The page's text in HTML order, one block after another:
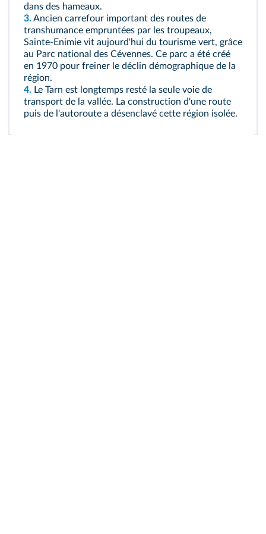
dans des hameaux.
3. Ancien carrefour important des routes de
transhumance empruntées par les troupeaux,
Sainte‑Enimie vit aujourd'hui du tourisme vert, grâce
au Parc national des Cévennes. Ce parc a été créé
en 1970 pour freiner le déclin démographique de la
région.
4. Le Tarn est longtemps resté la seule voie de
transport de la vallée. La construction d'une route
puis de l'autoroute a désenclavé cette région isolée.